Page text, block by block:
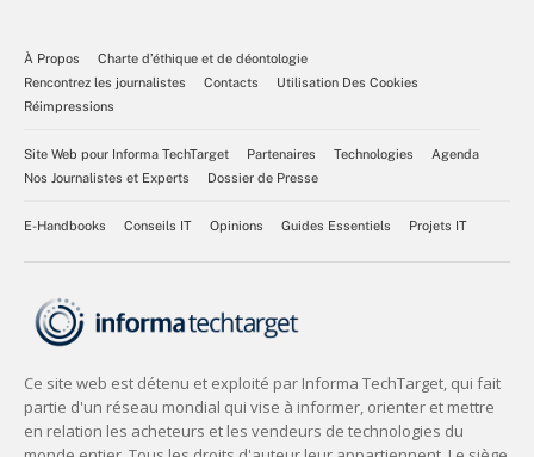
À Propos
Charte d’éthique et de déontologie
Rencontrez les journalistes
Contacts
Utilisation Des Cookies
Réimpressions
Site Web pour Informa TechTarget Partenaires Technologies
Agenda
Nos Journalistes et Experts
Dossier de Presse
E-Handbooks Conseils IT Opinions Guides Essentiels Projets IT